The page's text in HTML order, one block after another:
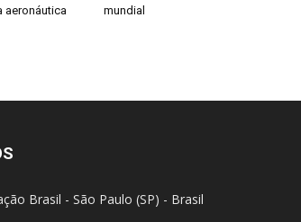
aeronáutica
mundial
Brasil - São Paulo (SP) - Brasil